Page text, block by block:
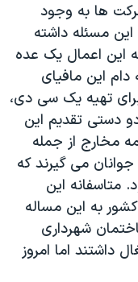
ها به وجود
مسئله داشته
این اعمال یک عده
دام این مافیای
تهیه یک سی دی،
دستی تقدیم این
مخارج از جمله
می گیرند که
این
به این مساله
شهرداری
داشتند اما امروز